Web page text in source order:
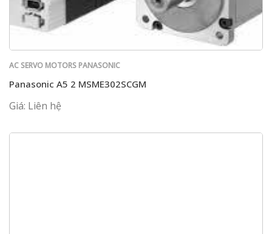
AC SERVO MOTORS PANASONIC
Panasonic A5 2 MSME302SCGM
Giá: Liên hệ